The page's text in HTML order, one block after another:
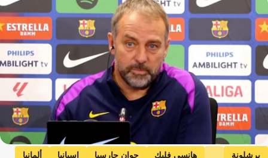
برشلونة هانسي فليك جوان جارسيا إسبانيا
ألمانيا